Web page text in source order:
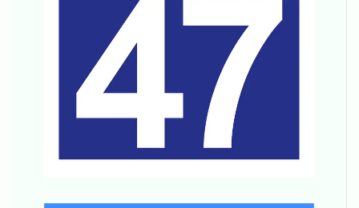
В Ленобласти открылась экспозиция к 150-
летию Билибина
Лето без гаджетов
01 августа 2026
Болезнь девственниц и вампиров
01 августа 2026
Безмолвный крик о помощи
01 августа 2026